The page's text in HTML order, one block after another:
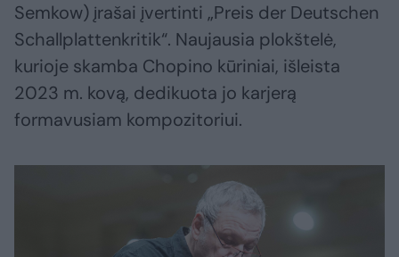
Semkow) įrašai įvertinti „Preis der Deutschen
Schallplattenkritik“. Naujausia plokštelė,
kurioje skamba Chopino kūriniai, išleista
2023 m. kovą, dedikuota jo karjerą
formavusiam kompozitoriui.